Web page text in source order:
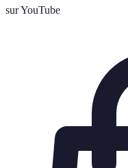
sur YouTube